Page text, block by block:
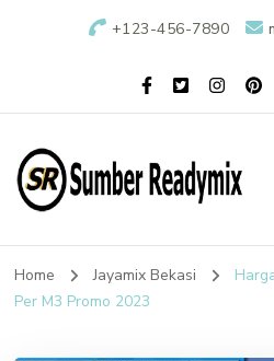
+123-456-7890
Sumber
Home Jayamix Bekasi
Per M3 Promo 2023